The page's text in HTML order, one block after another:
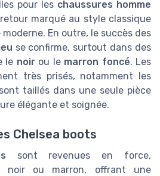
pour les chaussures homme
marqué au style classique
En outre, le succès des
se confirme, surtout dans des
le noirou le marron foncé. Les
très prisés, notamment les
taillés dans une seule pièce
élégante et soignée.
Chelsea boots
sont revenues en force,
noir ou marron, offrant une